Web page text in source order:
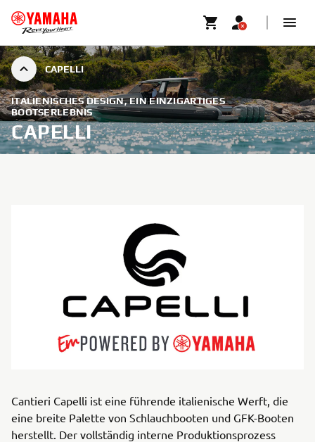
CAPELLI
ITALIENISCHES DESIGN, EIN EINZIGARTIGES
BOOTSERLEBNIS
CAPELLI
Cantieri Capelli ist eine führende italienische Werft, die
eine breite Palette von Schlauchbooten und GFK-Booten
herstellt. Der vollständig interne Produktionsprozess